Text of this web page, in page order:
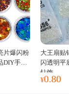
片爆闪粉
手工
大王扇贴
闪透明平
钻饰
¥0.80